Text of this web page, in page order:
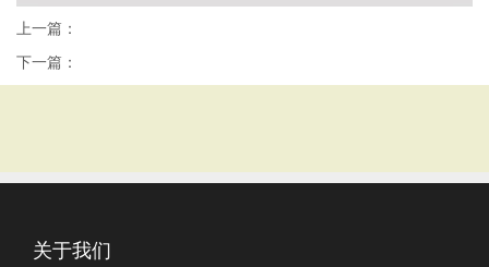
上一篇：
下一篇：
关于我们